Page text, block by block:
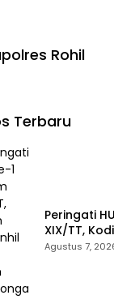
Rohil
Terbaru
Peringati
XIX/TT,
Ziarah
Agustus 7,